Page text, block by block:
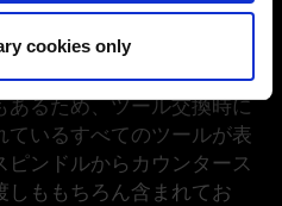
|Disclaimer of liability
cookies only
、あらゆるツールマシンで
表示され、プログラミング
ば、チゼルの横に長いドリ
るため、ツール交換時に
ているすべてのツールが表
ンドルからカウンタース
しももちろん含まれてお